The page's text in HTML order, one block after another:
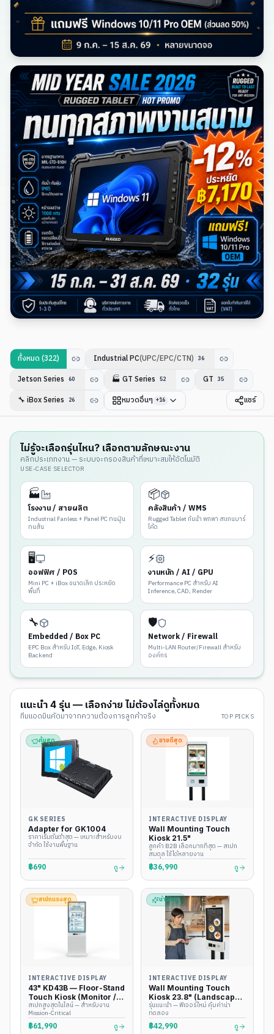
ทั้งหมด (322) Industrial PC(UPC/EPC/CTN) 36
Jetson Series 60 🏭 GT Series 52 GT 35
🔧 iBox Series 26 หมวดอื่นๆ +16 แชร์
ไม่รู้จะเลือกรุ่นไหน? เลือกตามลักษณะงาน
คลิกประเภทงาน — ระบบจะกรองสินค้าที่เหมาะสมให้อัตโนมัติ
USE-CASE SELECTOR
🏭
โรงงาน / สายผลิต
Industrial Fanless + Panel PC ทนฝุ่น
ทนสั่น
📦
คลังสินค้า / WMS
Rugged Tablet กันน้ำ พกพา สแกนบาร์
โค้ด
🖥️
ออฟฟิศ / POS
Mini PC + iBox ขนาดเล็ก ประหยัด
พื้นที่
⚡
งานหนัก / AI / GPU
Performance PC สำหรับ AI
Inference, CAD, Render
🔧
Embedded / Box PC
EPC Box สำหรับ IoT, Edge, Kiosk
Backend
🛡️
Network / Firewall
Multi-LAN Router/Firewall สำหรับ
องค์กร
แนะนำ 4 รุ่น — เลือกง่าย ไม่ต้องไล่ดูทั้งหมด
ทีมแอดมินคัดมาจากความต้องการลูกค้าจริง TOP PICKS
คุ้มสุด
GK SERIES
Adapter for GK1004
ราคาเริ่มต้นต่ำสุด — เหมาะสำหรับงบ
จำกัด ใช้งานพื้นฐาน
฿690 ดู
ขายดีสุด
INTERACTIVE DISPLAY
Wall Mounting Touch
Kiosk 21.5"
ลูกค้า B2B เลือกมากที่สุด — สเปก
สมดุล ใช้ได้หลายงาน
฿36,990 ดู
สเปกแรงสุด
INTERACTIVE DISPLAY
43" KD43B — Floor-Stand
Touch Kiosk (Monitor /
Windows / Android)
สเปกสูงสุดในไลน์ — สำหรับงาน
Mission-Critical
฿61,990 ดู
น่าจับตา
INTERACTIVE DISPLAY
Wall Mounting Touch
Kiosk 23.8" (Landscape
16:9)
รุ่นแนะนำ — ฟีเจอร์ใหม่ คุ้มค่าน่า
ทดลอง
฿42,990 ดู